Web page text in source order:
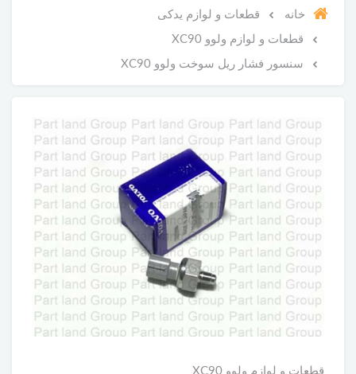
خانه قطعات و لوازم یدکی
قطعات و لوازم ولوو XC90
سنسور فشار ریل سوخت ولوو XC90
قطعات و لوازم ولوو XC90